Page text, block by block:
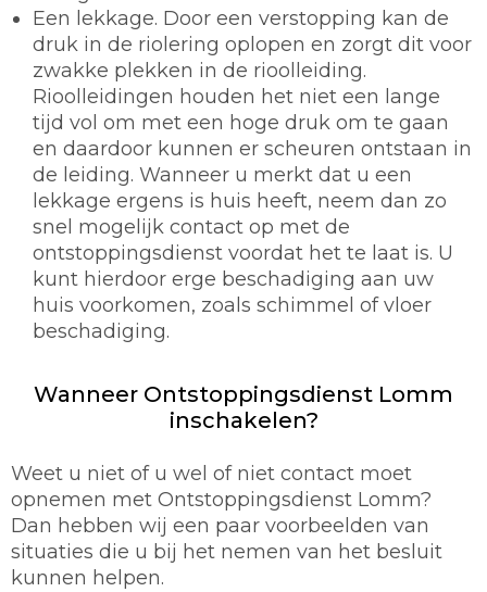
Een lekkage. Door een verstopping kan de
druk in de riolering oplopen en zorgt dit voor
zwakke plekken in de rioolleiding.
Rioolleidingen houden het niet een lange
tijd vol om met een hoge druk om te gaan
en daardoor kunnen er scheuren ontstaan in
de leiding. Wanneer u merkt dat u een
lekkage ergens is huis heeft, neem dan zo
snel mogelijk contact op met de
ontstoppingsdienst voordat het te laat is. U
kunt hierdoor erge beschadiging aan uw
huis voorkomen, zoals schimmel of vloer
beschadiging.
Wanneer Ontstoppingsdienst Lomm
inschakelen?
Weet u niet of u wel of niet contact moet
opnemen met Ontstoppingsdienst Lomm?
Dan hebben wij een paar voorbeelden van
situaties die u bij het nemen van het besluit
kunnen helpen.